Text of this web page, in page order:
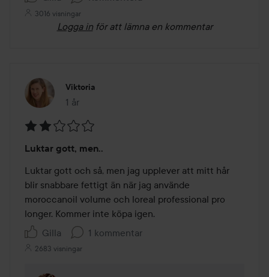
3016 visningar
Logga in för att lämna en kommentar
Viktoria
1 år
Inlägget skapades 1 år
2
av
5
Luktar gott, men..
Luktar gott och så, men jag upplever att mitt hår
blir snabbare fettigt än när jag använde
moroccanoil volume och loreal professional pro
longer. Kommer inte köpa igen.
Gilla
1 kommentar
2683 visningar